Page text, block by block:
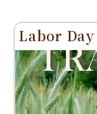
Labor Day